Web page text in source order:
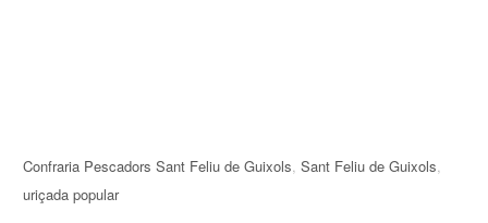
Confraria Pescadors Sant Feliu de Guixols,Sant Feliu de Guixols,
uriçada popular